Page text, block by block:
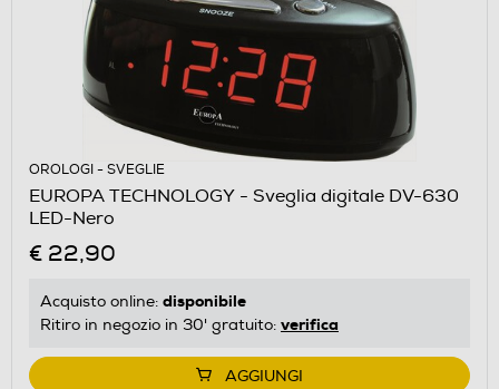
OROLOGI - SVEGLIE
EUROPA TECHNOLOGY - Sveglia digitale DV-630
LED-Nero
€ 22,90
Acquisto online: disponibile
Ritiro in negozio in 30' gratuito: verifica
AGGIUNGI